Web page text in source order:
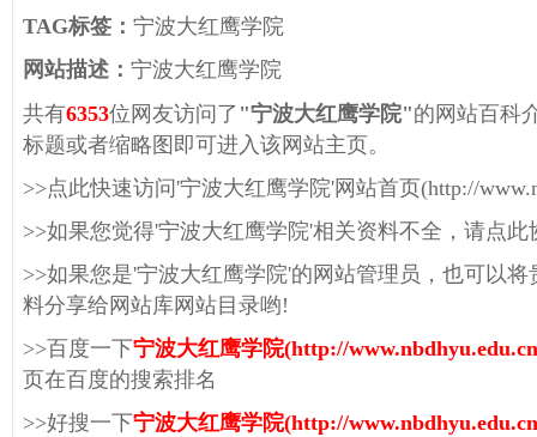
TAG标签： 宁波大红鹰学院
网站描述： 宁波大红鹰学院
共有6353位网友访问了 "宁波大红鹰学院"的网站百科
标题或者缩略图即可进入该网站主页。
>>点此快速访问'宁波大红鹰学院'网站首页(http://
>>如果您觉得'宁波大红鹰学院'相关资料不全，请点此
>>如果您是'宁波大红鹰学院'的网站管理员，也可以
料分享给网站库网站目录哟!
>>百度一下宁波大红鹰学院(http://
页在百度的搜索排名
>>好搜一下宁波大红鹰学院(http://